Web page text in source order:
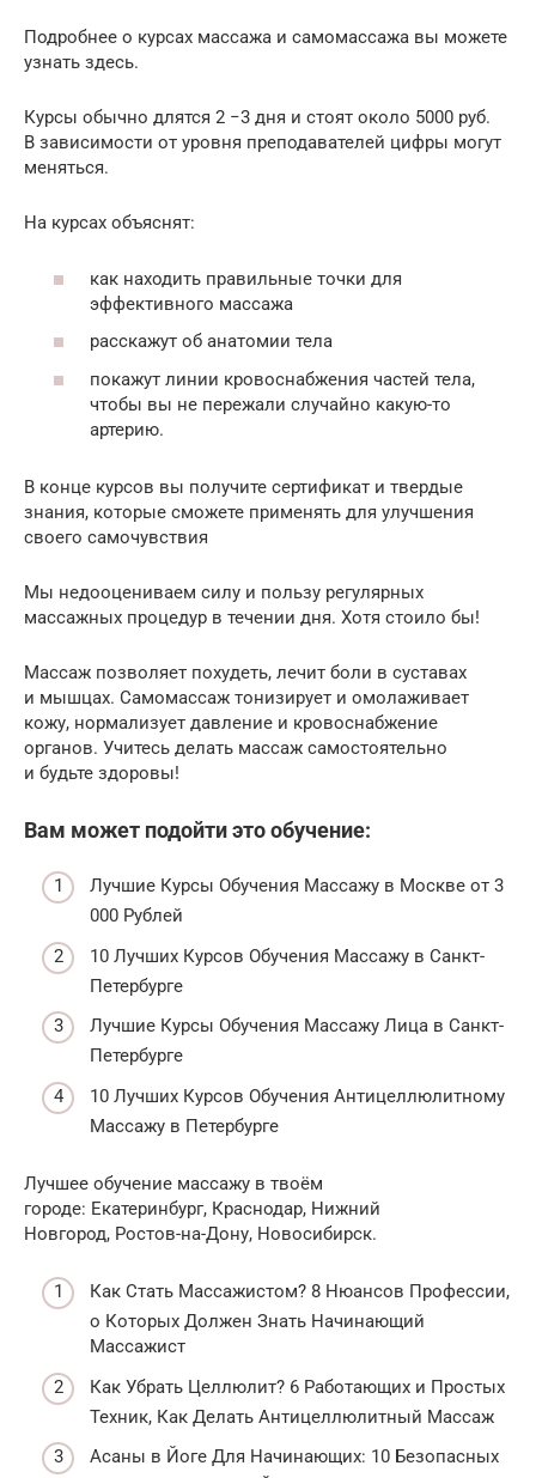
Подробнее о курсах массажа и самомассажа вы можете
узнать здесь.
Курсы обычно длятся 2 −3 дня и стоят около 5000 руб.
В зависимости от уровня преподавателей цифры могут
меняться.
На курсах объяснят:
как находить правильные точки для
эффективного массажа
расскажут об анатомии тела
покажут линии кровоснабжения частей тела,
чтобы вы не пережали случайно какую-то
артерию.
В конце курсов вы получите сертификат и твердые
знания, которые сможете применять для улучшения
своего самочувствия
Мы недооцениваем силу и пользу регулярных
массажных процедур в течении дня. Хотя стоило бы!
Массаж позволяет похудеть, лечит боли в суставах
и мышцах. Самомассаж тонизирует и омолаживает
кожу, нормализует давление и кровоснабжение
органов. Учитесь делать массаж самостоятельно
и будьте здоровы!
Вам может подойти это обучение:
Лучшие Курсы Обучения Массажу в Москве от 3
000 Рублей
10 Лучших Курсов Обучения Массажу в Санкт-
Петербурге
Лучшие Курсы Обучения Массажу Лица в Санкт-
Петербурге
10 Лучших Курсов Обучения Антицеллюлитному
Массажу в Петербурге
Лучшее обучение массажу в твоём
городе: Екатеринбург, Краснодар, Нижний
Новгород, Ростов-на-Дону, Новосибирск.
Как Стать Массажистом? 8 Нюансов Профессии,
о Которых Должен Знать Начинающий
Массажист
Как Убрать Целлюлит? 6 Работающих и Простых
Техник, Как Делать Антицеллюлитный Массаж
Асаны в Йоге Для Начинающих: 10 Безопасных